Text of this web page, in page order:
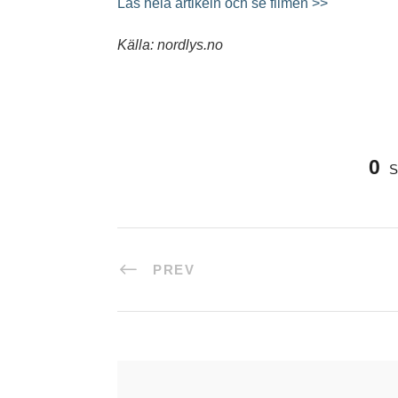
Läs hela artikeln och se filmen >>
Källa: nordlys.no
0
PREV